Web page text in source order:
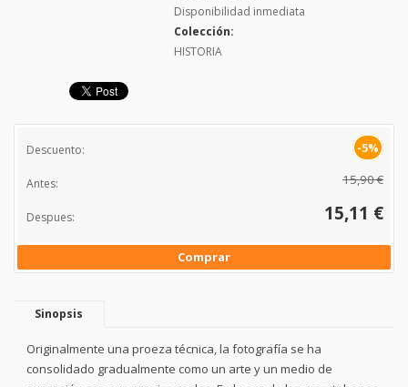
Disponibilidad inmediata
Colección:
HISTORIA
Descuento: -5%
Antes: 15,90 €
Despues: 15,11 €
Comprar
Sinopsis
Originalmente una proeza técnica, la fotografía se ha
consolidado gradualmente como un arte y un medio de